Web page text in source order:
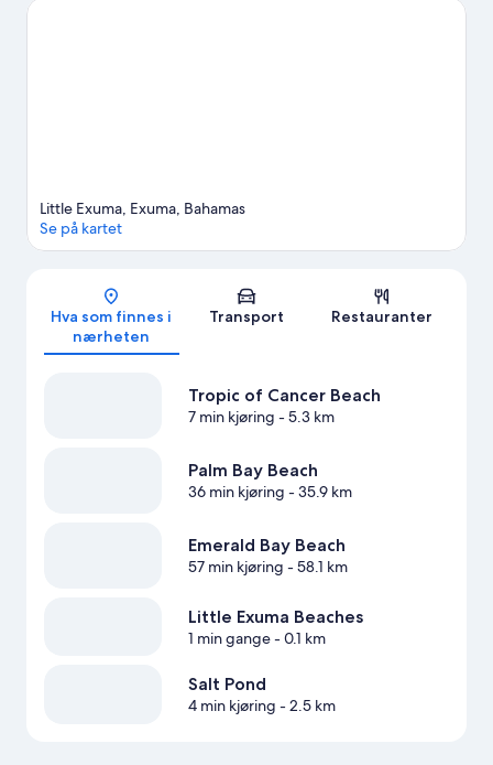
finne på i nærheten.
Kart
Little Exuma, Exuma, Bahamas
Se på kartet
Hva som finnes i
nærheten
Transport Restauranter
Tropic of Cancer Beach
7 min kjøring - 5.3 km
Palm Bay Beach
36 min kjøring - 35.9 km
Emerald Bay Beach
57 min kjøring - 58.1 km
Little Exuma Beaches
1 min gange- 0.1 km
Salt Pond
4 min kjøring - 2.5 km